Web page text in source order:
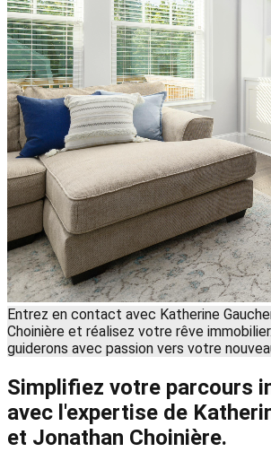
Entrez en contact avec Katherine
Choinière et réalisez votre rêve
guiderons avec passion vers votre
Simplifiez votre parcours
avec l'expertise de
et Jonathan Choinière.